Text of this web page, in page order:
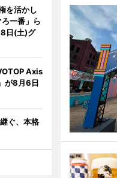
を活かし
一番」ら
日(土)グ
Axis
が8月6日
ぐ、本格